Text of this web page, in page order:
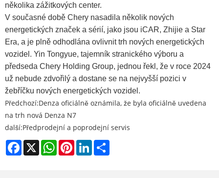
několika zážitkových center.
V současné době Chery nasadila několik nových
energetických značek a sérií, jako jsou iCAR, Zhijie a Star
Era, a je plně odhodlána ovlivnit trh nových energetických
vozidel. Yin Tongyue, tajemník stranického výboru a
předseda Chery Holding Group, jednou řekl, že v roce 2024
už nebude zdvořilý a dostane se na nejvyšší pozici v
žebříčku nových energetických vozidel.
Předchozí:Denza oficiálně oznámila, že byla oficiálně uvedena
na trh nová Denza N7
další:Předprodejní a poprodejní servis
Facebook
X WhatsAppPinterestLinkedIn